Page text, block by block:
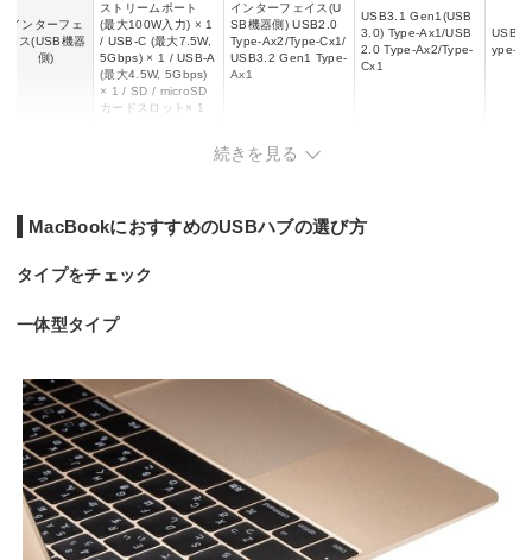
インターフェ
イス(USB機器
側)
ストリームポート
(最大100W入力) × 1
/ USB-C (最大7.5W,
5Gbps) × 1 / USB-A
(最大4.5W, 5Gbps)
× 1 / SD / microSD
カードスロット× 1
インターフェイス(U
SB機器側) USB2.0
Type-Ax2/Type-Cx1/
USB3.2 Gen1 Type-
Ax1
USB3.1 Gen1(USB
3.0) Type-Ax1/USB
2.0 Type-Ax2/Type-
Cx1
USB
ype-A
最大85W(パススルー
き
13mm
ー
続きを見る
MacBookにおすすめのUSBハブの選び方
タイプをチェック
一体型タイプ